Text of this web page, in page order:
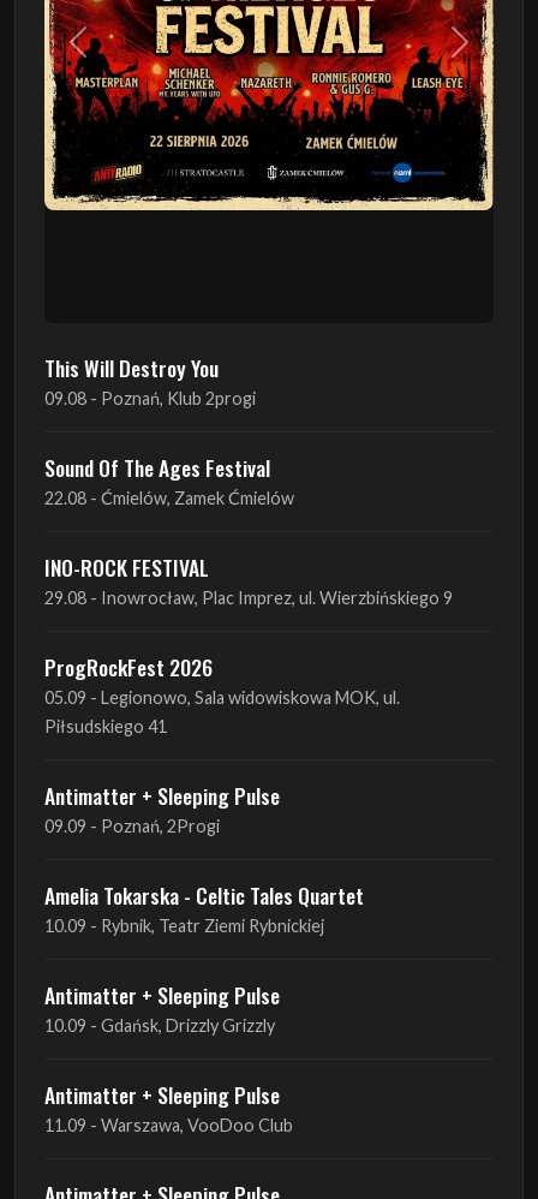
Sound Of The Ages Festival
22.08 - Ćmielów, Zamek Ćmielów
INO-ROCK FESTIVAL
29.08 - Inowrocław, Plac Imprez, ul. Wierzbińskiego 9
ProgRockFest 2026
Antimatter + Sleeping Pulse
09.09 - Poznań, 2Progi
Amelia Tokarska - Celtic Tales Quartet
10.09 - Rybnik, Teatr Ziemi Rybnickiej
Antimatter + Sleeping Pulse
Antimatter + Sleeping Pulse
11.09 - Warszawa, VooDoo Club
Antimatter + Sleeping Pulse
12.09 - Kraków, Hype Park
Amelia Tokarska - Celtic Tales Quartet